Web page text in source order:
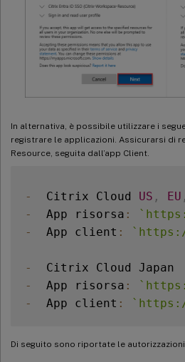
In alternativa, è possibile utilizzare i
registrare le applicazioni. Assicurarsi di
Resource, seguita dall’app Client.
-
  Citrix Cloud
US , EU ,
-
  App risorsa
: `
-
  App client
: `
-
-
  App risorsa
: `
-
  App client
: `
Di seguito sono riportate le